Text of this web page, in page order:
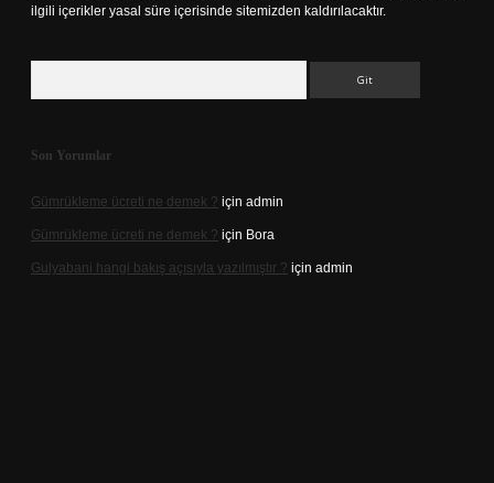
ilgili içerikler yasal süre içerisinde sitemizden kaldırılacaktır.
Son Yorumlar
Gümrükleme ücreti ne demek ? için admin
Gümrükleme ücreti ne demek ? için Bora
Gulyabani hangi bakış açısıyla yazılmıştır ? için admin